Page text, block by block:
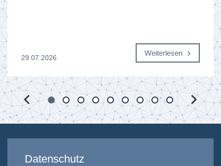
29.07.2026
Weiterlesen
Datenschutz